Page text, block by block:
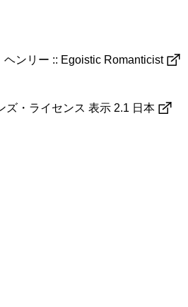
ンリー :: Egoistic Romanticist
ズ・ライセンス 表示 2.1 日本